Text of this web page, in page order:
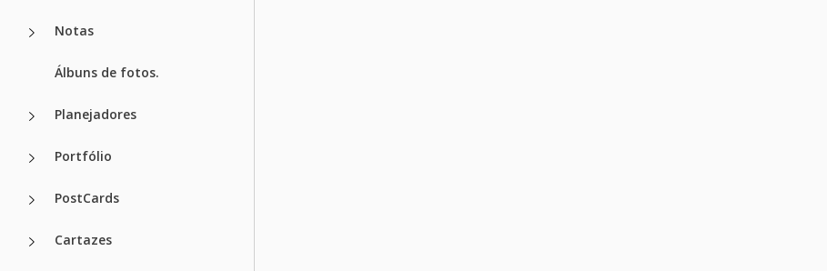
Notas
Álbuns de fotos.
Planejadores
Portfólio
PostCards
Cartazes